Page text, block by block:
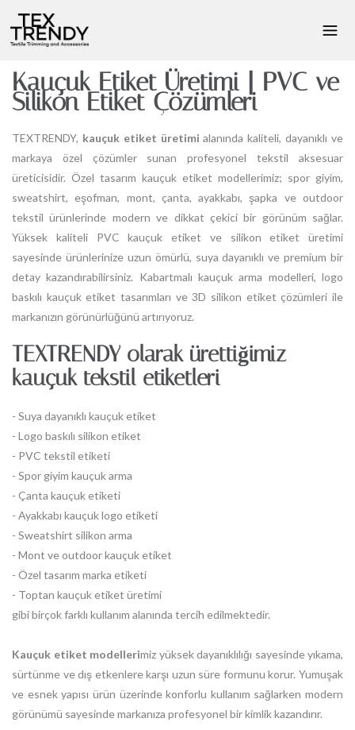
Kauçuk Etiket Üretimi | PVC ve
Silikon Etiket Çözümleri
TEXTRENDY, kauçuk etiket üretimi alanında kaliteli, dayanıklı ve
markaya özel çözümler sunan profesyonel tekstil aksesuar
üreticisidir. Özel tasarım kauçuk etiket modellerimiz; spor giyim,
sweatshirt, eşofman, mont, çanta, ayakkabı, şapka ve outdoor
tekstil ürünlerinde modern ve dikkat çekici bir görünüm sağlar.
Yüksek kaliteli PVC kauçuk etiket ve silikon etiket üretimi
sayesinde ürünlerinize uzun ömürlü, suya dayanıklı ve premium bir
detay kazandırabilirsiniz. Kabartmalı kauçuk arma modelleri, logo
baskılı kauçuk etiket tasarımları ve 3D silikon etiket çözümleri ile
markanızın görünürlüğünü artırıyoruz.
TEXTRENDY olarak ürettiğimiz
kauçuk tekstil etiketleri
- Suya dayanıklı kauçuk etiket
- Logo baskılı silikon etiket
- PVC tekstil etiketi
- Spor giyim kauçuk arma
- Çanta kauçuk etiketi
- Ayakkabı kauçuk logo etiketi
- Sweatshirt silikon arma
- Mont ve outdoor kauçuk etiket
- Özel tasarım marka etiketi
- Toptan kauçuk etiket üretimi
gibi birçok farklı kullanım alanında tercih edilmektedir.
Kauçuk etiket modellerimiz yüksek dayanıklılığı sayesinde yıkama,
sürtünme ve dış etkenlere karşı uzun süre formunu korur. Yumuşak
ve esnek yapısı ürün üzerinde konforlu kullanım sağlarken modern
görünümü sayesinde markanıza profesyonel bir kimlik kazandırır.